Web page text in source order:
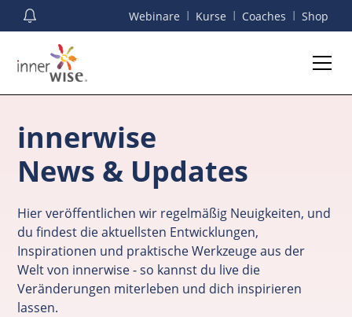
Webinare I Kurse I Coaches I Shop
innerwise
News & Updates
Hier veröffentlichen wir regelmäßig Neuigkeiten, und
du findest die aktuellsten Entwicklungen,
Inspirationen und praktische Werkzeuge aus der
Welt von innerwise - so kannst du live die
Veränderungen miterleben und dich inspirieren
lassen.